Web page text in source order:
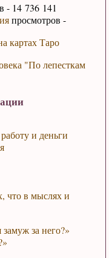
- 14 736 141
просмотров -
картах Таро
"По лепесткам
и деньги
что в мыслях и
за него?»